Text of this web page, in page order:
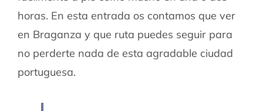
horas. En esta entrada os contamos que ver
en Braganza y que ruta puedes seguir para
no perderte nada de esta agradable ciudad
portuguesa.